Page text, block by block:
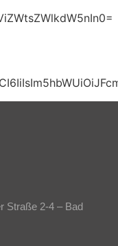
Straße 2-4 – Bad